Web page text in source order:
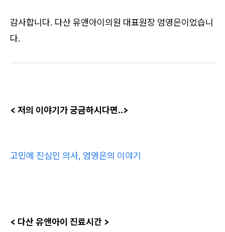
감사합니다. 다산 유앤아이의원 대표원장 엄영은이었습니
다.
< 저의 이야기가 궁금하시다면..>
고민에 진심인 의사, 엄영은의 이야기
< 다산 유앤아이 진료시간 >